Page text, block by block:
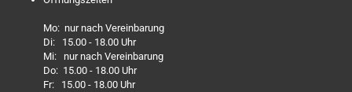
Mo: nur nach Vereinbarung
Di: 15.00 - 18.00 Uhr
Mi: nur nach Vereinbarung
Do: 15.00 - 18.00 Uhr
Fr: 15.00 - 18.00 Uhr